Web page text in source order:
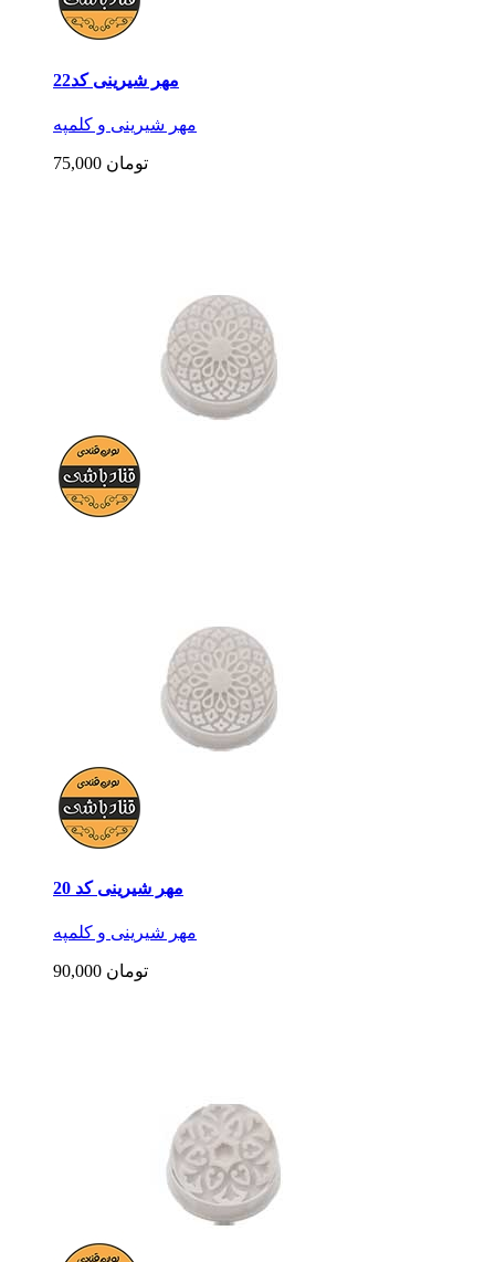
مهر شیرینی کد22
مهر شیرینی و کلمپه
75,000 تومان
مهر شیرینی کد 20
مهر شیرینی و کلمپه
90,000 تومان